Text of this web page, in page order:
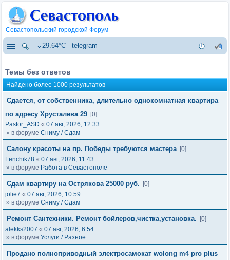
Севастопольский городской Форум
⇓29.64°C telegram
Темы без ответов
Найдено более 1000 результатов
Сдается, от собственника, длительно однокомнатная квартира
по адресу Хрусталева 29 [0]
Pastor_ASD « 07 авг, 2026, 12:33
» в форуме Сниму / Сдам
Салону красоты на пр. Победы требуются мастера [0]
Lenchik78 « 07 авг, 2026, 11:43
» в форуме Работа в Севастополе
Сдам квартиру на Острякова 25000 руб.
[0]
jolie7 « 07 авг, 2026, 10:59
» в форуме Сниму / Сдам
Ремонт Сантехники. Ремонт бойлеров,чистка,установка.
[0]
alekks2007 « 07 авг, 2026, 6:54
» в форуме Услуги / Разное
Продано полноприводный электросамокат wolong m4 pro plus